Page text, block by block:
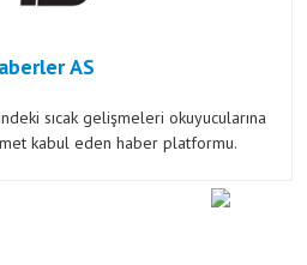
AS
sıcak gelişmeleri okuyucularına
kabul eden haber platformu.